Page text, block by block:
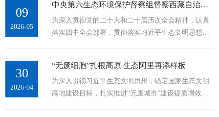
研究部署贯彻落实工作。会议指出，习近平总书记的
重要论述，深刻阐明了读书学习的重大意义、丰富内
涵和实践要求，是习近平文化思想的重要延伸和具体
09
2026-05
中央第六生态环境保护督察组督察西藏自治区动员会在拉萨召开
为深入贯彻党的二十大和二十届历次全会精神，认真
落实四中全会部署，贯彻落实习近平生态文明思想和
组会议精神，中央第六生态环境保护督察组近日进驻
西藏自治区开展生态环境保护督察。5月9日，督察进
驻动员会在拉萨召开，督察组组长叶冬松、副组长郭
30
2026-04
“无废细胞”扎根高原 生态阿里再添样板
为深入贯彻习近平生态文明思想，锚定国家生态文明
高地建设目标，扎实推进“无废城市”建设提质增效，